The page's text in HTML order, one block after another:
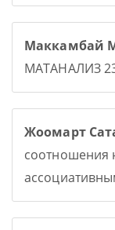
Маккамбай
МАТАНАЛИЗ 23
Жоомарт
соотношения